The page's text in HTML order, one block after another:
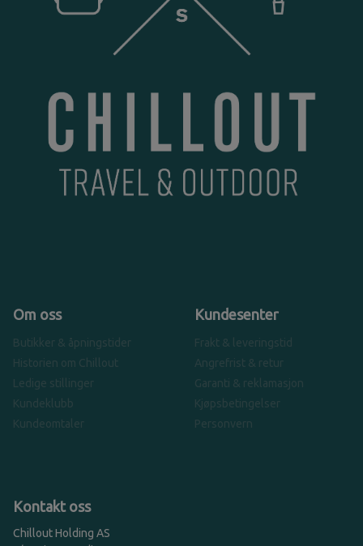
Om oss
Butikker & åpningstider
Historien om Chillout
Ledige stillinger
Kundeklubb
Kundeomtaler
Kundesenter
Frakt & leveringstid
Angrefrist & retur
Garanti & reklamasjon
Kjøpsbetingelser
Personvern
Kontakt oss
Chillout Holding AS